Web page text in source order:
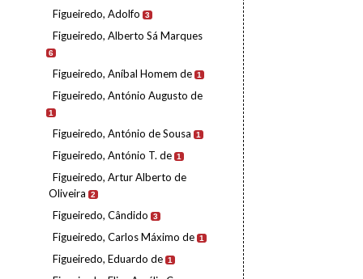
Figueiredo, Adolfo 3
Figueiredo, Alberto Sá Marques
6
Figueiredo, Aníbal Homem de 1
Figueiredo, António Augusto de
1
Figueiredo, António de Sousa 1
Figueiredo, António T. de 1
Figueiredo, Artur Alberto de
Oliveira
2
Figueiredo, Cândido 3
Figueiredo, Carlos Máximo de 1
Figueiredo, Eduardo de 1